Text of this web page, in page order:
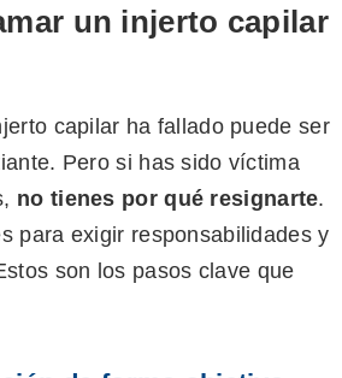
un injerto capilar
capilar ha fallado puede ser
Pero si has sido víctima
no tienes por qué resignarte.
para exigir responsabilidades y
son los pasos clave que